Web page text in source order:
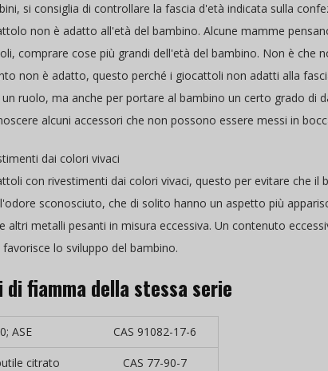
si consiglia di controllare la fascia d'età indicata sulla
non è adatto all'età del bambino. Alcune mamme
comprare cose più grandi dell'età del bambino. Non è che
non è adatto, questo perché i giocattoli non adatti alla
ruolo, ma anche per portare al bambino un certo grado di
alcuni accessori che non possono essere messi in
dai colori vivaci
con rivestimenti dai colori vivaci, questo per evitare che
sconosciuto, che di solito hanno un aspetto più
metalli pesanti in misura eccessiva. Un contenuto
lo sviluppo del bambino.
fiamma della stessa serie
ASE CAS 91082-17-6
citrato CAS 77-90-7